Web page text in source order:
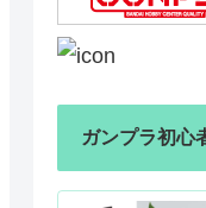
ガンプラ初心